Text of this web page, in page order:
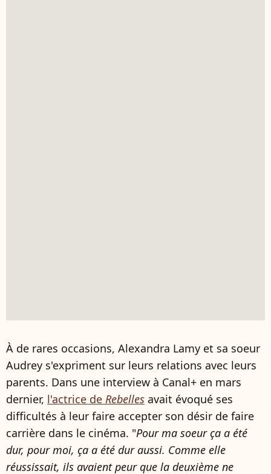
À de rares occasions, Alexandra Lamy et sa soeur
Audrey s'expriment sur leurs relations avec leurs
parents. Dans une interview à Canal+ en mars
dernier, l'actrice de Rebelles avait évoqué ses
difficultés à leur faire accepter son désir de faire
carrière dans le cinéma. "Pour ma soeur ça a été
dur, pour moi, ça a été dur aussi. Comme elle
réussissait, ils avaient peur que la deuxième ne